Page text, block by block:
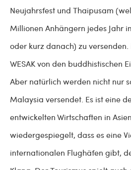
Neujahrsfest und Thaipusam
Millionen Anhängern jedes Jahr
oder kurz danach) zu
WESAK von den buddhistischen
Aber natürlich werden nicht nur
Malaysia versendet. Es ist eine
entwickelten Wirtschaften in
wiedergespiegelt, dass es eine
internationalen Flughäfen gibt,